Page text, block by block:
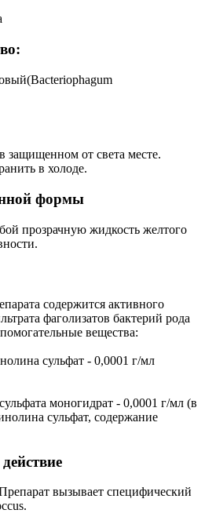
защищенном от света месте.
в холоде.
формы
прозрачную жидкость желтого
содержится активного
фаголизатов бактерий рода
вещества:
сульфат - 0,0001 г/мл
моногидрат - 0,0001 г/мл (в
сульфат, содержание
вызывает специфический